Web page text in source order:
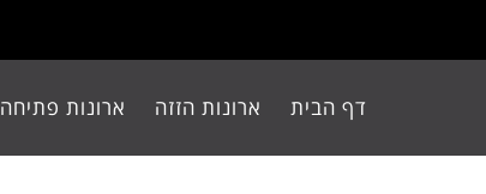
דף הבית ארונות הזזה ארונות פתיחה